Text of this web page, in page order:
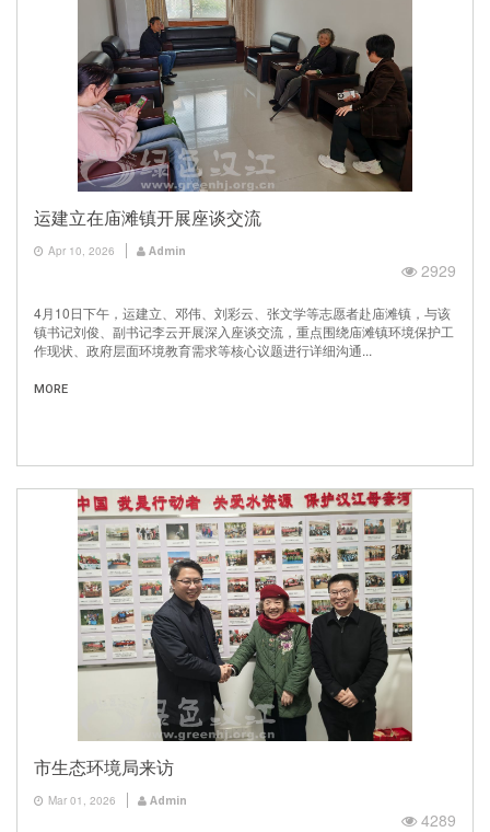
运建立在庙滩镇开展座谈交流
Apr 10, 2026 Admin
2929
4月10日下午，运建立、邓伟、刘彩云、张文学等志愿者赴庙滩镇，与该
镇书记刘俊、副书记李云开展深入座谈交流，重点围绕庙滩镇环境保护工
作现状、政府层面环境教育需求等核心议题进行详细沟通...
MORE
市生态环境局来访
Mar 01, 2026 Admin
4289